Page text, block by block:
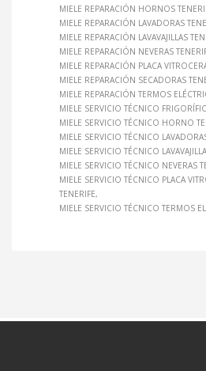
MIELE REPARACIÓN HORNOS
MIELE REPARACIÓN LAVADORAS
MIELE REPARACIÓN LAVAVAJILLAS
MIELE REPARACIÓN NEVERAS
MIELE REPARACIÓN PLACA
MIELE REPARACIÓN SECADORAS
MIELE REPARACIÓN TERMOS
MIELE SERVICIO TÉCNICO
MIELE SERVICIO TÉCNICO HORNO
MIELE SERVICIO TÉCNICO
MIELE SERVICIO TÉCNICO
MIELE SERVICIO TÉCNICO NEVERAS
MIELE SERVICIO TÉCNICO PLACA
TENERIFE
MIELE SERVICIO TÉCNICO TERMOS